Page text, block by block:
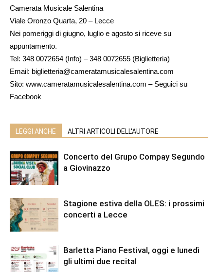
Camerata Musicale Salentina
Viale Oronzo Quarta, 20 – Lecce
Nei pomeriggi di giugno, luglio e agosto si riceve su
appuntamento.
Tel: 348 0072654 (Info) – 348 0072655 (Biglietteria)
Email: biglietteria@cameratamusicalesalentina.com
Sito: www.cameratamusicalesalentina.com – Seguici su
Facebook
LEGGI ANCHE ALTRI ARTICOLI DELL'AUTORE
Concerto del Grupo Compay Segundo
a Giovinazzo
Stagione estiva della OLES: i prossimi
concerti a Lecce
Barletta Piano Festival, oggi e lunedì
gli ultimi due recital